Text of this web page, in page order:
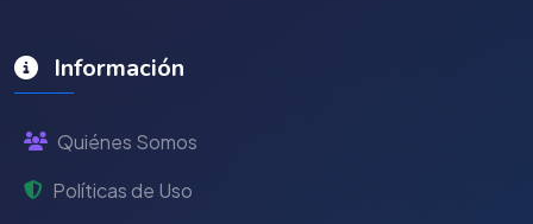
Información
Quiénes Somos
Políticas de Uso